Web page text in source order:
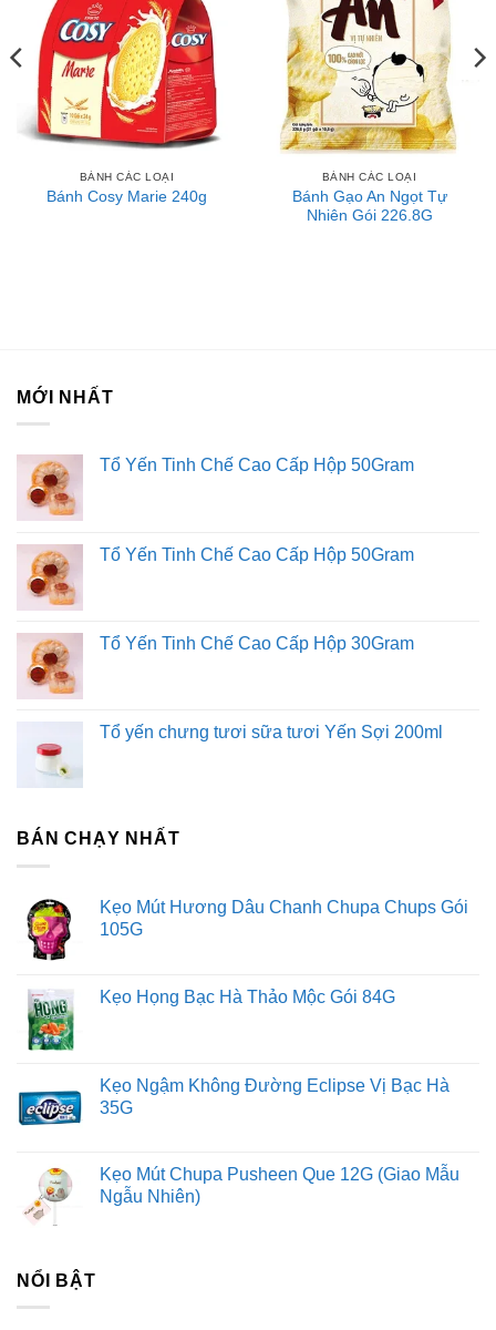
BÁNH CÁC LOẠI
Bánh Cosy Marie 240g
BÁNH CÁC LOẠI
Bánh Gạo An Ngọt Tự
Nhiên Gói 226.8G
MỚI NHẤT
Tổ Yến Tinh Chế Cao Cấp Hộp 50Gram
Tổ Yến Tinh Chế Cao Cấp Hộp 50Gram
Tổ Yến Tinh Chế Cao Cấp Hộp 30Gram
Tổ yến chưng tươi sữa tươi Yến Sợi 200ml
BÁN CHẠY NHẤT
Kẹo Mút Hương Dâu Chanh Chupa Chups Gói
105G
Kẹo Họng Bạc Hà Thảo Mộc Gói 84G
Kẹo Ngậm Không Đường Eclipse Vị Bạc Hà
35G
Kẹo Mút Chupa Pusheen Que 12G (Giao Mẫu
Ngẫu Nhiên)
NỔI BẬT